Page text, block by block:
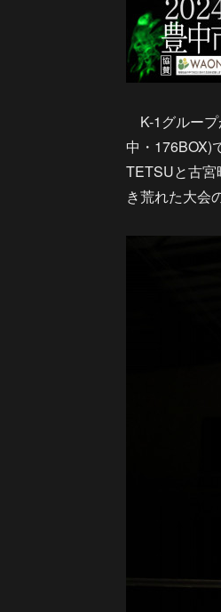
K-1グルー
中・176BOX)
TETSUと古宮
き荒れた大会